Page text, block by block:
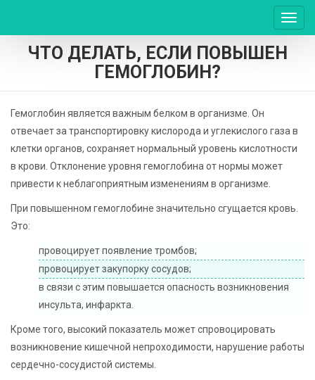
ЧТО ДЕЛАТЬ, ЕСЛИ ПОВЫШЕН
ГЕМОГЛОБИН?
Гемоглобин является важным белком в организме. Он
отвечает за транспортировку кислорода и углекислого газа в
клетки органов, сохраняет нормальный уровень кислотности
в крови. Отклонение уровня гемоглобина от нормы может
привести к неблагоприятным изменениям в организме.
При повышенном гемоглобине значительно сгущается кровь.
Это:
провоцирует появление тромбов;
провоцирует закупорку сосудов;
в связи с этим повышается опасность возникновения
инсульта, инфаркта.
Кроме того, высокий показатель может спровоцировать
возникновение кишечной непроходимости, нарушение работы
сердечно-сосудистой системы.